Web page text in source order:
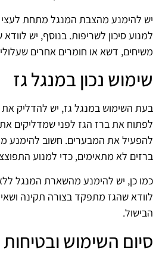
יש להימנע מהצבת המנגל מתחת לעצי
למנוע סיכון לשריפות. בנוסף, יש
משיחים, דשא או חומרים אחרים
שימוש נכון במנגל גז
בעת השימוש במנגל גז, יש להדליק את
לפתוח את ברז הגז לפני שמדליקים
להפעיל את המבערים. חשוב להימנע
ברזים לא מתאימים, כדי למנוע
כמו כן, יש להימנע מהשארת המנגל
לוודא שהגז מתפקד בצורה תקינה
הבישול.
סיום השימוש